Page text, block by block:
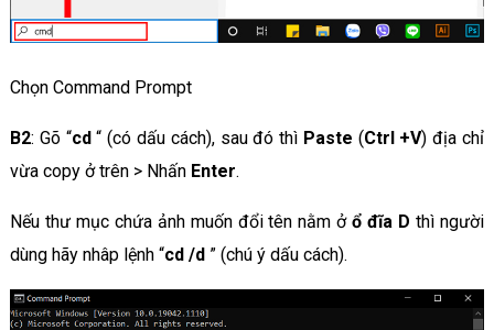
Chọn Command Prompt
B2: Gõ “cd“ (có dấu cách), sau đó thì Paste (Ctrl +V) địa chỉ
vừa copy ở trên > Nhấn Enter.
Nếu thư mục chứa ảnh muốn đổi tên nằm ởổ đĩa Dthì người
dùng hãy nhâp lệnh “cd /d ” (chú ý dấu cách).